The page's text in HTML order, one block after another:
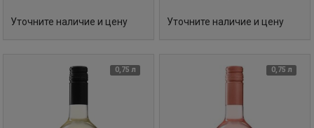
Уточните наличие и цену Уточните наличие и цену
0,75 л 0,75 л